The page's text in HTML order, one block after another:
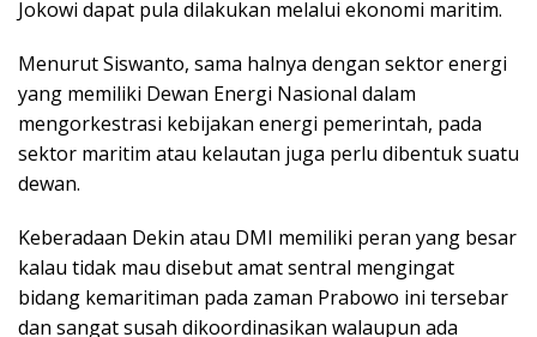
Jokowi dapat pula dilakukan melalui ekonomi maritim.
Menurut Siswanto, sama halnya dengan sektor energi
yang memiliki Dewan Energi Nasional dalam
mengorkestrasi kebijakan energi pemerintah, pada
sektor maritim atau kelautan juga perlu dibentuk suatu
dewan.
Keberadaan Dekin atau DMI memiliki peran yang besar
kalau tidak mau disebut amat sentral mengingat
bidang kemaritiman pada zaman Prabowo ini tersebar
dan sangat susah dikoordinasikan walaupun ada